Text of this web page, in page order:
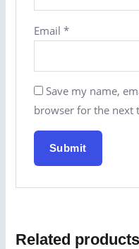
Email *
Save my name,
browser for the next
Related products